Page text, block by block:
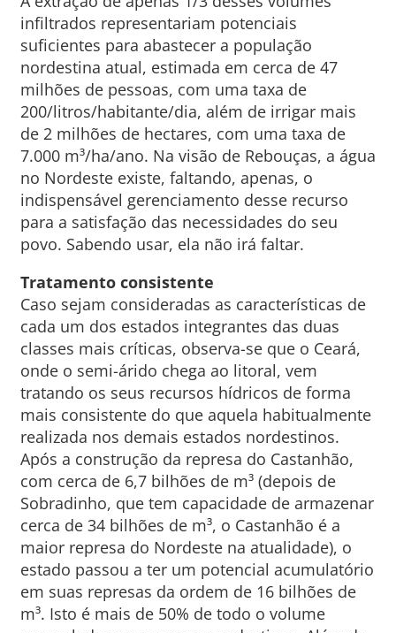
infiltrados representariam potenciais
suficientes para abastecer a população
nordestina atual, estimada em cerca de 47
milhões de pessoas, com uma taxa de
200/litros/habitante/dia, além de irrigar mais
de 2 milhões de hectares, com uma taxa de
7.000 m³/ha/ano. Na visão de Rebouças, a água
no Nordeste existe, faltando, apenas, o
indispensável gerenciamento desse recurso
para a satisfação das necessidades do seu
povo. Sabendo usar, ela não irá faltar.
Tratamento consistente
Caso sejam consideradas as características de
cada um dos estados integrantes das duas
classes mais críticas, observa-se que o Ceará,
onde o semi-árido chega ao litoral, vem
tratando os seus recursos hídricos de forma
mais consistente do que aquela habitualmente
realizada nos demais estados nordestinos.
Após a construção da represa do Castanhão,
com cerca de 6,7 bilhões de m³ (depois de
Sobradinho, que tem capacidade de armazenar
cerca de 34 bilhões de m³, o Castanhão é a
maior represa do Nordeste na atualidade), o
estado passou a ter um potencial acumulatório
em suas represas da ordem de 16 bilhões de
m³. Isto é mais de 50% de todo o volume